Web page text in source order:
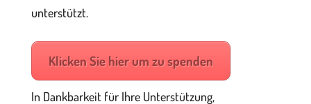
unterstützt.
Klicken Sie hier um zu spenden
In Dankbarkeit für Ihre Unterstützung,